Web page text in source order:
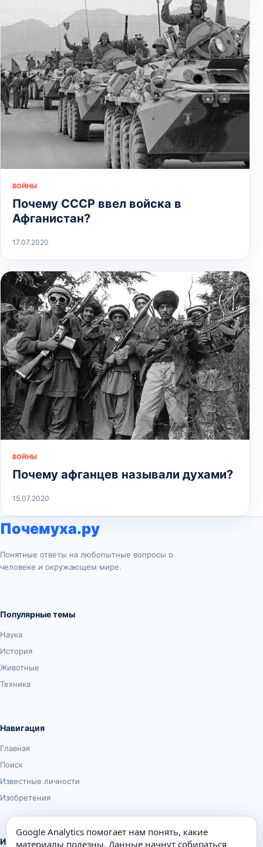
ВОЙНЫ
Почему СССР ввел войска в
Афганистан?
17.07.2020
ВОЙНЫ
Почему афганцев называли духами?
15.07.2020
Почемуха.ру
Понятные ответы на любопытные вопросы о
человеке и окружающем мире.
Популярные темы
Наука
История
Животные
Техника
Навигация
Главная
Поиск
Известные личности
Изобретения
Информация
Google Analytics помогает нам понять, какие
материалы полезны. Данные начнут собираться